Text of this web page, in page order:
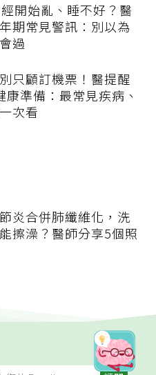
開始亂、睡不好？醫
期常見警訊：別以為
過
只顧訂機票！醫提醒
康準備：最常見疾病、
次看
炎合併肺纖維化，洗
擦澡？醫師分享5個照